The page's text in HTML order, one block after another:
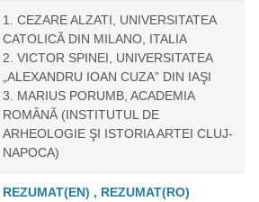
1. CEZARE ALZATI, UNIVERSITATEA
CATOLICĂ DIN MILANO, ITALIA
2. VICTOR SPINEI, UNIVERSITATEA
„ALEXANDRU IOAN CUZA” DIN IAŞI
3. MARIUS PORUMB, ACADEMIA
ROMÂNĂ (INSTITUTUL DE
ARHEOLOGIE ŞI ISTORIA ARTEI CLUJ-
NAPOCA)
REZUMAT(EN) , REZUMAT(RO)